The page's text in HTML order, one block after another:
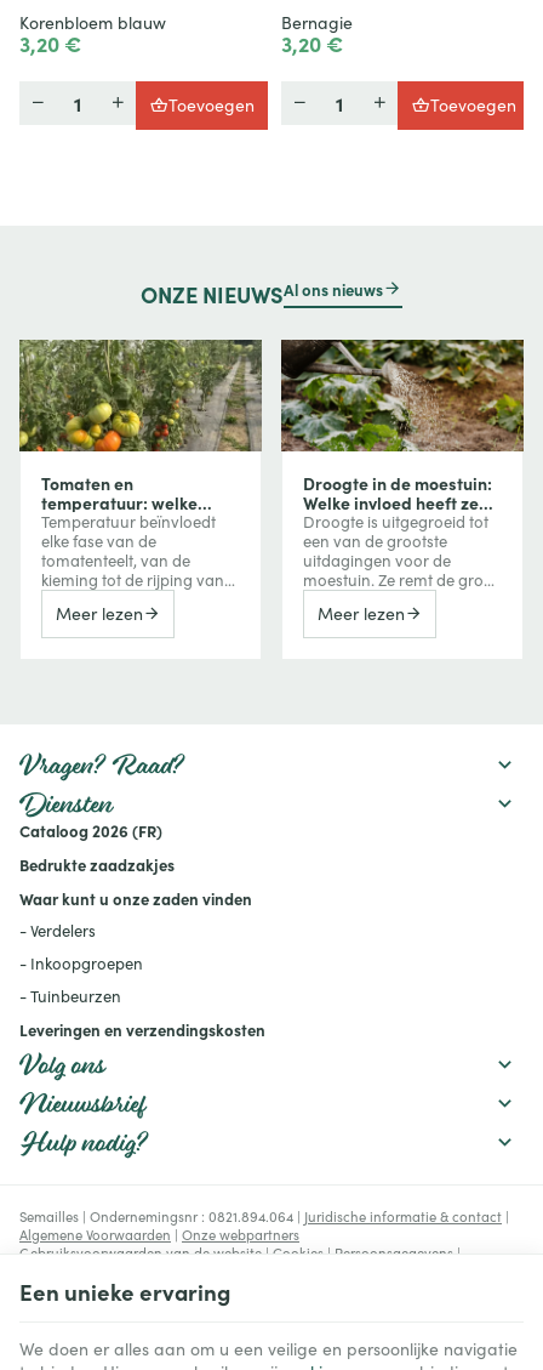
Korenbloem blauw
3,20 €
Toevoegen
Bernagie
3,20 €
Toevoegen
ONZE NIEUWSAl ons nieuws
Tomaten en
temperatuur: welke
invloed heeft
temperatuur op groei,
bloei en vruchtvorming?
Temperatuur beïnvloedt
elke fase van de
tomatenteelt, van de
kieming tot de rijping van
vertraagt de groei, terwijl
extreme hitte de bloei,
rekening mee houdt.
Meer lezen
Droogte in de moestuin:
Welke invloed heeft ze
op uw groenten en hoe
beschermt u uw
gewassen?
Droogte is uitgegroeid tot
een van de grootste
uitdagingen voor de
moestuin. Ze remt de groei
de oogst, kan de bitterheid
verhogen of een
Meer lezen
Vragen? Raad?
Diensten
Cataloog 2026 (FR)
Bedrukte zaadzakjes
Waar kunt u onze zaden vinden
- Verdelers
- Inkoopgroepen
- Tuinbeurzen
Leveringen en verzendingskosten
Volg ons
Nieuwsbrief
Hulp nodig?
Semailles | Ondernemingsnr : 0821.894.064 | Juridische informatie & contact |
Algemene Voorwaarden | Onze webpartners
Gebruiksvoorwaarden van de website | Cookies | Persoonsgegevens |
© Copyright 2023-2026 -E-net Business
handelaars, zelfstandigen & Kmo's.
Een unieke ervaring
We doen er alles aan om u een veilige en persoonlijke navigatie